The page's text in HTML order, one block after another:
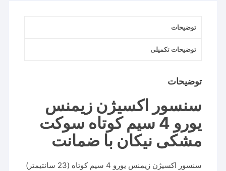
توضیحات
توضیحات تکمیلی
توضیحات
سنسور اکسیژن زیمنس
یورو 4 سیم کوتاه سوکت
مشکی نیکان با ضمانت
سنسور اکسیژن زیمنس یورو 4 سیم کوتاه (23 سانتیمتر)